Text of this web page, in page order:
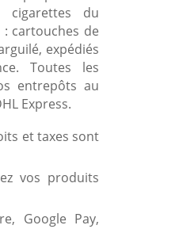
cigarettes du
cartouches de
expédiés
Toutes les
entrepôts au
Express.
et taxes sont
vos produits
Google Pay,